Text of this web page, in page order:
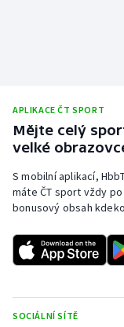
Rychlostní
Short track
Sportovní střelba
Stolní tenis
APLIKACE ČT SPORT
Mějte celý
velké
S mobilní aplikací,
máte ČT sport vždy
bonusový obsah
SOCIÁLNÍ SÍTĚ